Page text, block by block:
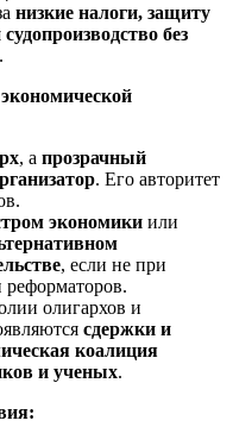
низкие налоги, защиту
без
.
, а прозрачный
. Его авторитет
экономики или
, если не при
олигархов и
сдержки и
коалиция
и ученых.